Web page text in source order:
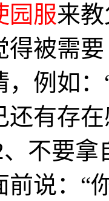
园服来
得被需
，例如
还有存
不要拿
前说：“